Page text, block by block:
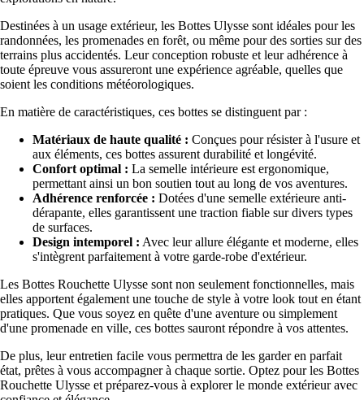
Destinées à un usage extérieur, les Bottes Ulysse sont idéales pour les
randonnées, les promenades en forêt, ou même pour des sorties sur des
terrains plus accidentés. Leur conception robuste et leur adhérence à
toute épreuve vous assureront une expérience agréable, quelles que
soient les conditions météorologiques.
En matière de caractéristiques, ces bottes se distinguent par :
Matériaux de haute qualité : Conçues pour résister à l'usure et
aux éléments, ces bottes assurent durabilité et longévité.
Confort optimal : La semelle intérieure est ergonomique,
permettant ainsi un bon soutien tout au long de vos aventures.
Adhérence renforcée : Dotées d'une semelle extérieure anti-
dérapante, elles garantissent une traction fiable sur divers types
de surfaces.
Design intemporel : Avec leur allure élégante et moderne, elles
s'intègrent parfaitement à votre garde-robe d'extérieur.
Les Bottes Rouchette Ulysse sont non seulement fonctionnelles, mais
elles apportent également une touche de style à votre look tout en étant
pratiques. Que vous soyez en quête d'une aventure ou simplement
d'une promenade en ville, ces bottes sauront répondre à vos attentes.
De plus, leur entretien facile vous permettra de les garder en parfait
état, prêtes à vous accompagner à chaque sortie. Optez pour les Bottes
Rouchette Ulysse et préparez-vous à explorer le monde extérieur avec